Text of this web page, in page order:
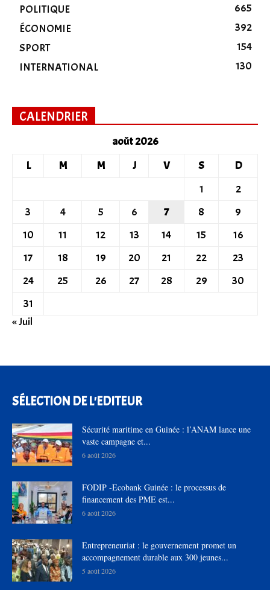
POLITIQUE
665
ÉCONOMIE
392
SPORT
154
INTERNATIONAL
130
CALENDRIER
août 2026
L
M M J V S
D
1
2
3
4 5 6 7 8
9
10
11 12 13 14 15
16
17
18 19 20 21 22
23
24
25 26 27 28 29
30
31
« Juil
SÉLECTION DE L'EDITEUR
Sécurité maritime en Guinée : l’ANAM lance une
vaste campagne et...
6 août 2026
FODIP -Ecobank Guinée : le processus de
financement des PME est...
6 août 2026
Entrepreneuriat : le gouvernement promet un
accompagnement durable aux 300 jeunes...
5 août 2026